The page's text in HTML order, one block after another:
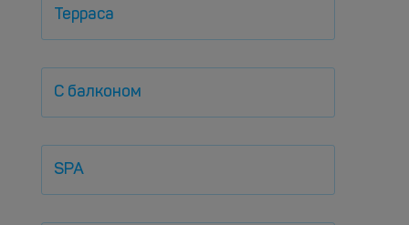
Терраса
С балконом
SPA